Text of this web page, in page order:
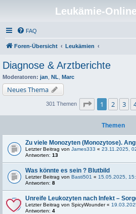
Leukämie-
FAQ
Foren-Übersicht Leukämien
Diagnose & Arztberichte
Moderatoren: jan NL Marc
Neues Thema
301 Themen Seite von
1 2 3
Themen
Zu viele Monozyten (Monozytose).
Letzter Beitrag von James333 « 23.11.2025,
Antworten: 13
Was könnte es sein ? Blutbild
Letzter Beitrag von Basti501 « 15.05.2025,
Antworten: 8
Unreife Leukozyten nach Infekt –
Letzter Beitrag von SpicyWounder«
Antworten: 4